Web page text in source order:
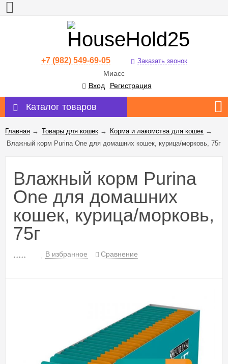
+7 (982) 549-69-05 Заказать звонок
Миасс
Вход
Регистрация
Каталог товаров
Главная → Товары для кошек → Корма и лакомства для кошек →
Влажный корм Purinа One для домашних кошек, курица/морковь, 75г
Влажный корм Purinа
One для домашних
кошек, курица/морковь,
75г
В избранное Сравнение